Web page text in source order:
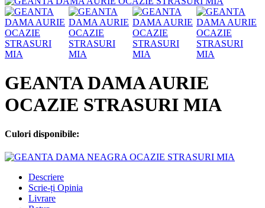
GEANTA DAMA AURIE
OCAZIE STRASURI MIA
Culori disponibile:
Descriere
Scrie-ți Opinia
Livrare